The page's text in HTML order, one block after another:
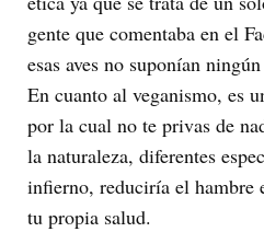
gente que comentaba en el
esas aves no suponían
En cuanto al veganismo, es
por la cual no te privas de
la naturaleza, diferentes
infierno, reduciría el hambre
tu propia salud.